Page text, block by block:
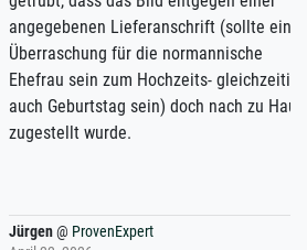
Lieferanschrift (sollte eine
für die normannische
Hochzeits- gleichzeitig
sein) doch nach zu Hause